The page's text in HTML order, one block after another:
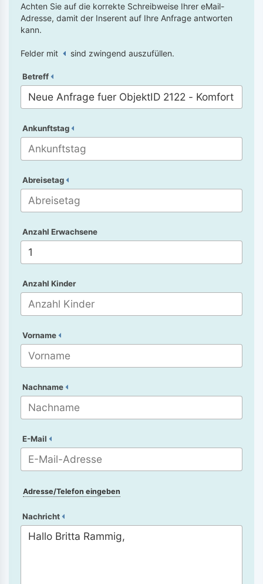
Achten Sie auf die korrekte Schreibweise Ihrer eMail-
Adresse, damit der Inserent auf Ihre Anfrage antworten
kann.
Felder mit sind zwingend auszufüllen.
Betreff
Ankunftstag
Abreisetag
Anzahl Erwachsene
Anzahl Kinder
Vorname
Nachname
E-Mail
Adresse/Telefon eingeben
Nachricht